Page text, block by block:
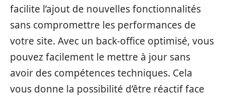
facilite l’ajout de nouvelles fonctionnalités
sans compromettre les performances de
votre site. Avec un back-office optimisé, vous
pouvez facilement le mettre à jour sans
avoir des compétences techniques. Cela
vous donne la possibilité d’être réactif face